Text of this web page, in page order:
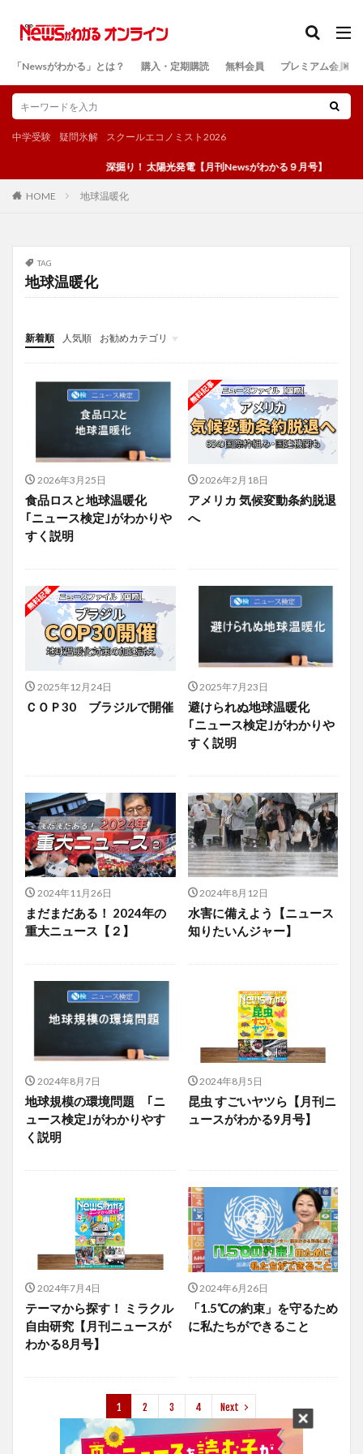
「Newsがわかる」とは？ 購入・定期購読 無料会員 プレミアム会員
中学受験 疑問氷解 スクールエコノミスト2026
深掘り！ 太陽光発電【月刊Newsがわかる９月号】
HOME 地球温暖化
TAG
地球温暖化
新着順 人気順
お勧めカテゴリ
投稿
学び
マンガ
電子書籍
2026年3月25日
食品ロスと地球温暖化
｢ニュース検定｣がわかりや
すく説明
2026年2月18日
アメリカ 気候変動条約脱退
へ
2025年12月24日
ＣＯＰ30 ブラジルで開催
2025年7月23日
避けられぬ地球温暖化
｢ニュース検定｣がわかりや
すく説明
2024年11月26日
まだまだある！ 2024年の
重大ニュース【２】
2024年8月12日
水害に備えよう【ニュース
知りたいんジャー】
2024年8月7日
地球規模の環境問題 ｢ニ
ュース検定｣がわかりやす
く説明
2024年8月5日
昆虫 すごいヤツら【月刊ニ
ュースがわかる9月号】
2024年7月4日
テーマから探す！ ミラクル
自由研究【月刊ニュースが
わかる8月号】
2024年6月26日
「1.5℃の約束」を守るため
に私たちができること
1 2 3 4 Next
検索